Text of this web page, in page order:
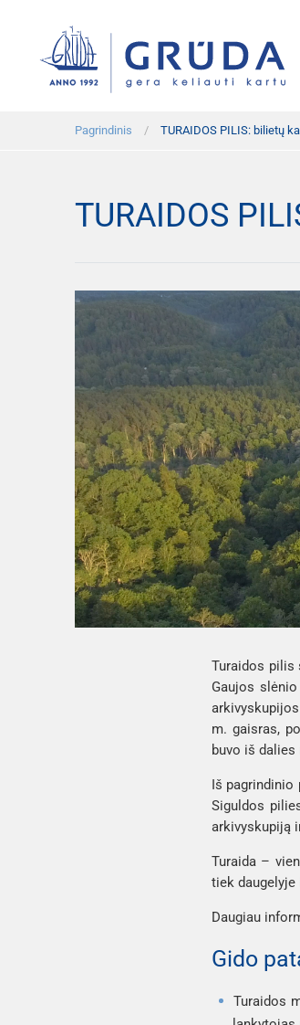
Pagrindinis TURAIDOS PILIS: bilietų
TURAIDOS
Turaidos pilis
Gaujos
m. gaisras,
buvo iš
Iš pagrindinio
Siguldos
arkivyskupiją
Turaida –
tiek
Daugiau
Gido
Turaidos